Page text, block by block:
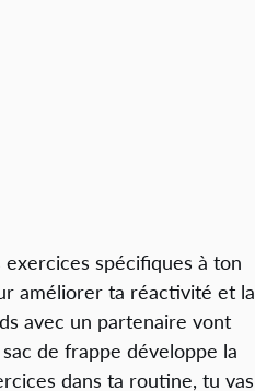
spécifiques à ton
améliorer ta réactivité et la
avec un partenaire vont
de frappe développe la
dans ta routine, tu vas